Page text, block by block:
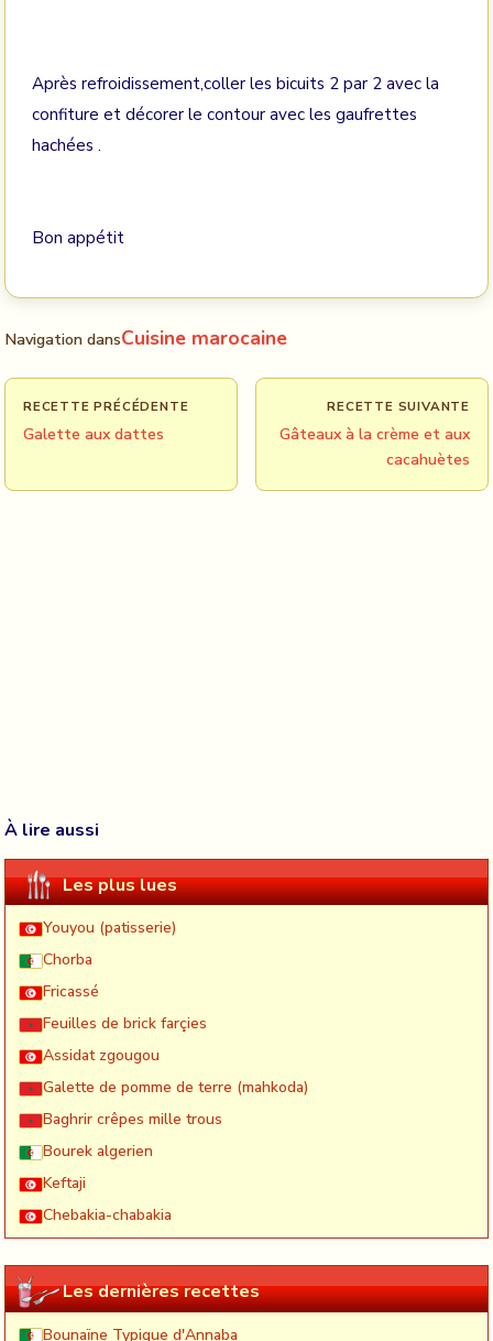
Après refroidissement,coller les bicuits 2 par 2 avec la
confiture et décorer le contour avec les gaufrettes
hachées .
Bon appétit
Navigation dansCuisine marocaine
RECETTE PRÉCÉDENTE
Galette aux dattes
RECETTE SUIVANTE
Gâteaux à la crème et aux
cacahuètes
À lire aussi
Les plus lues
Youyou (patisserie)
Chorba
Fricassé
Feuilles de brick farçies
Assidat zgougou
Galette de pomme de terre (mahkoda)
Baghrir crêpes mille trous
Bourek algerien
Keftaji
Chebakia-chabakia
Les dernières recettes
Bounaïne Typique d'Annaba